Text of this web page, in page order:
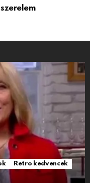
Retro kedvencek